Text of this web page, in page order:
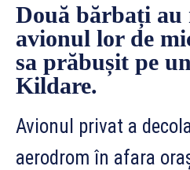
Două bărbați
avionul lor de
sa prăbușit pe
Kildare.
Avionul privat a
aerodrom în afara